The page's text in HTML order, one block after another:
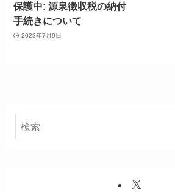
保護中: 源泉徴収税の納付
手続きについて
2023年7月9日